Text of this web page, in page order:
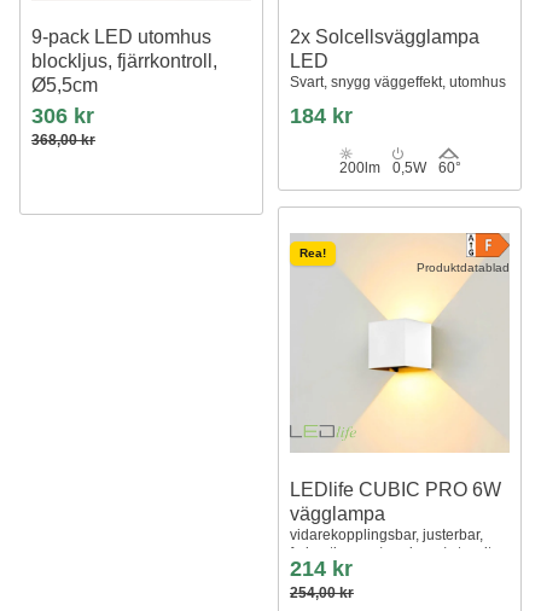
9-pack LED utomhus
blockljus, fjärrkontroll,
Ø5,5cm
Batteri, timer
306 kr
368,00 kr
2x Solcellsvägglampa
LED
Svart, snygg väggeffekt, utomhus
184 kr
200lm 0,5W 60°
Produktdatablad
Rea!
LEDlife CUBIC PRO 6W
vägglampa
vidarekopplingsbar, justerbar,
fyrkantig, upp/ner, inne / ute, vit,
IP65, inkl. ljuskälla
214 kr
254,00 kr